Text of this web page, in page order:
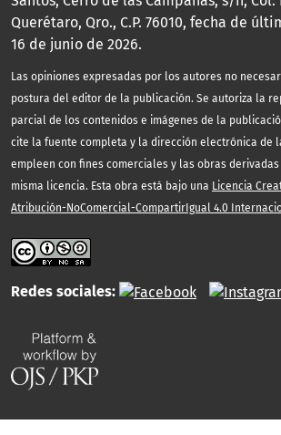
Querétaro, Qro., C.P. 76010, fecha de
16 de junio de 2026.
Las opiniones expresadas por los autores no
postura del editor de la publicación. Se autoriza la
parcial de los contenidos e imágenes de la
cite la fuente completa y la dirección electrónica de
empleen con fines comerciales y las obras
misma licencia. Esta obra está bajo una Licencia
Atribución-NoComercial-CompartirIgual 4.0
Redes sociales: